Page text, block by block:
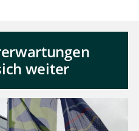
weiter